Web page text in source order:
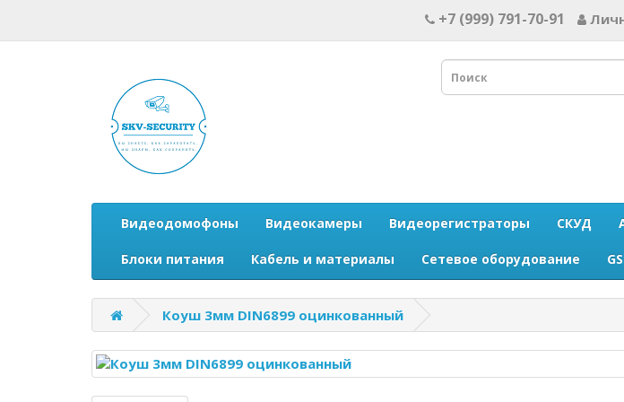
+7 (999) 791-70-91
Видеодомофоны Видеокамеры Видеорегистраторы СКУД
Блоки питания Кабель и материалы Сетевое оборудование
Коуш 3мм DIN6899 оцинкованный